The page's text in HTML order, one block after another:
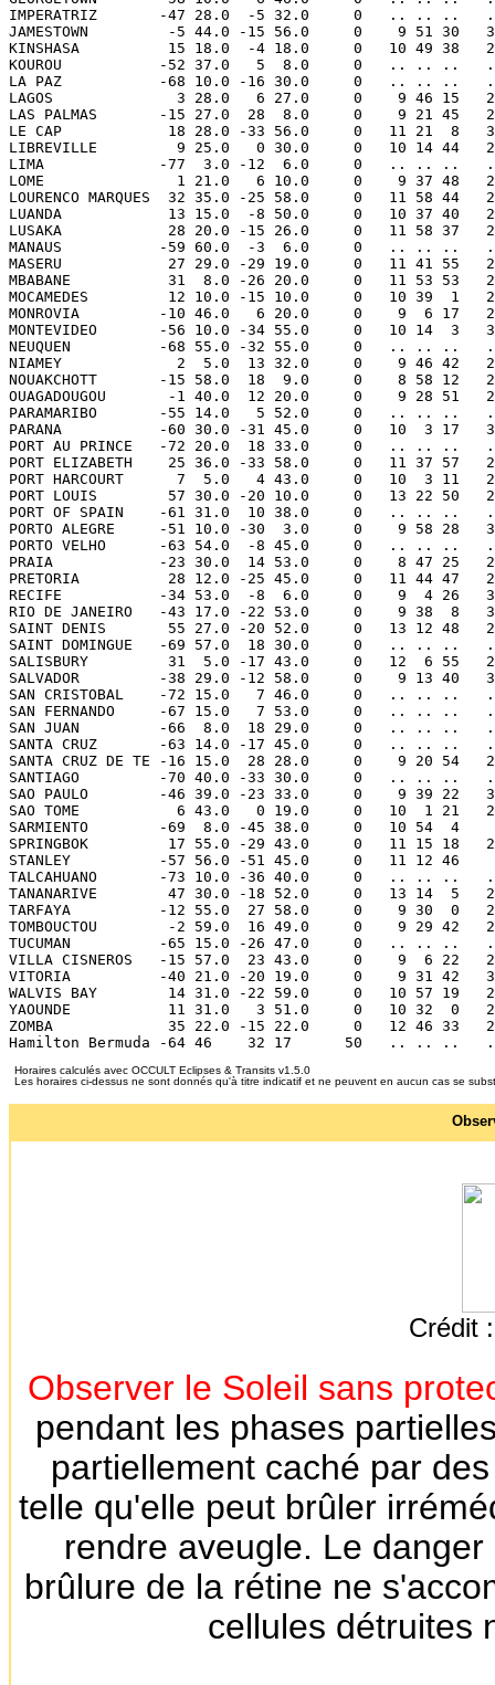
Horaires calculés avec OCCULT Eclipses & Transits v1.5.0
Les horaires ci-dessus ne sont donnés qu'à titre indicatif et ne peuvent en aucun cas se
Crédit
Observer le Soleil sans
pendant les phases
partiellement caché par
telle qu'elle peut brûler
rendre aveugle. Le
brûlure de la rétine ne
cellules détruites